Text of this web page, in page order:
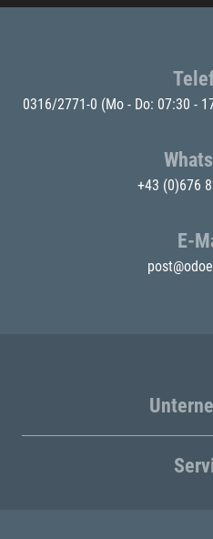
0316/2771-0 (Mo - Do: 07:30 -
+43 (0)676
E-